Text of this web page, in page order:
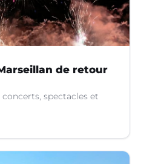
de retour
spectacles et